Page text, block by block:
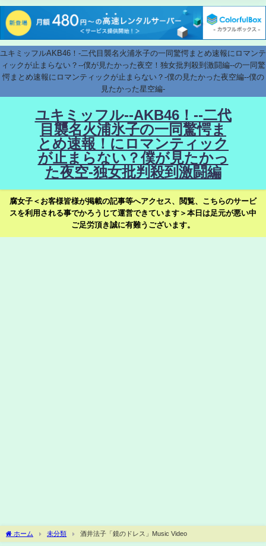
ユキミッフルAKB46！-二代目襲名火浦氷子の一同驚愕まとめ速報にロマンテ
ィックが止まらない？--僕が見たかった夜空！独女批判殺到激闘編--の一同驚
愕まとめ速報にロマンティックが止まらない？-僕の見たかった夜空編--僕の
見たかった星空編-
ユキミッフル--AKB46！--二代
目襲名火浦氷子の一同驚愕ま
とめ速報！にロマンティック
が止まらない？僕が見たかっ
た夜空-独女批判殺到激闘編
腐女子＜お客様皆様が掲載の記事等へアクセス、閲覧、こちらのサービ
スを利用される事でかろうじて運営できています＞本日は足元が悪い中
ご足労頂き誠に有難うございます。
ホーム 未分類 酒井法子「鏡のドレス」Music Video